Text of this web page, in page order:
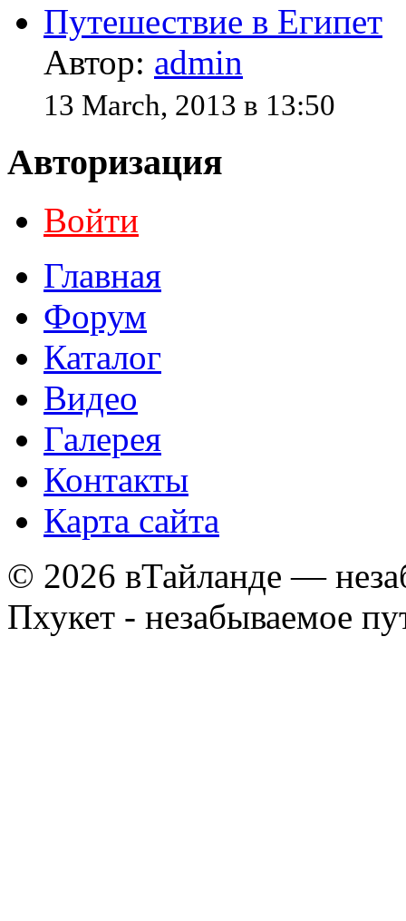
Путешествие в Египет
Автор: admin
13 March, 2013 в 13:50
Авторизация
Войти
Главная
Форум
Каталог
Видео
Галерея
Контакты
Карта сайта
© 2026 вТайланде —
Пхукет - незабываемое